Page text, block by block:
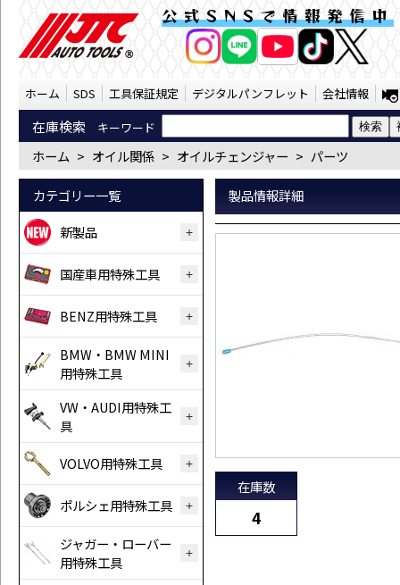
延長用ホース(大)（1000×φ6.5ｍ
公式SNSで情報発信中
ホーム SDS 工具保証規定 デジタルパンフレット 会社情報
在庫検索 キーワード
ホーム > オイル関係 > オイルチェンジャー > パーツ
カテゴリー一覧
新製品
国産車用特殊工具
BENZ用特殊工具
BMW・BMW MINI
用特殊工具
VW・AUDI用特殊工
具
VOLVO用特殊工具
ポルシェ用特殊工具
ジャガー・ローバー
用特殊工具
製品情報詳細
在庫数
4
AI商品コンシェルジ
オンライン